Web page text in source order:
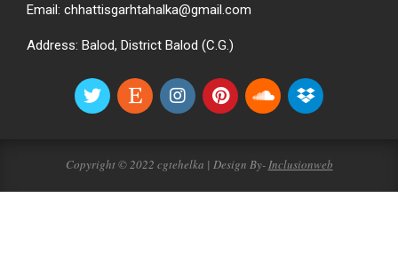
Email: chhattisgarhtahalka@gmail.com
Address: Balod, District Balod (C.G.)
Copyright © 2022 cgtehelka | Design By-Inclusionweb